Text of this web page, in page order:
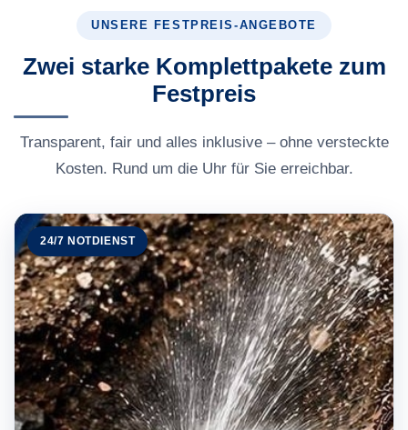
UNSERE FESTPREIS-ANGEBOTE
Zwei starke Komplettpakete zum
Festpreis
Transparent, fair und alles inklusive – ohne versteckte
Kosten. Rund um die Uhr für Sie erreichbar.
24/7 NOTDIENST